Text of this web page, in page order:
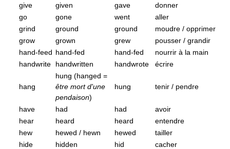
give given gave
donner
go
gone went
aller
grind
ground ground
moudre / opprimer
grow
grown grew
pousser / grandir
hand-feed hand-fed hand-fed
nourrir à la main
handwrite
handwritten handwrote écrire
hang
hung (hanged =
être mort d'une
pendaison)
hung tenir / pendre
have had had
avoir
hear
heard heard
entendre
hew
hewed / hewn hewed
tailler
hide
hidden hid
cacher